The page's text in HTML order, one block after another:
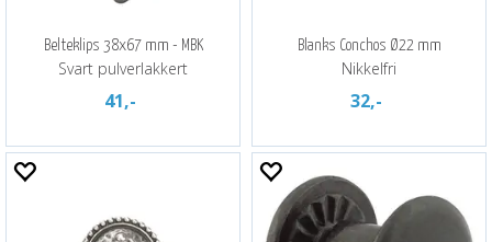
Belteklips 38x67 mm - MBK
Svart pulverlakkert
41,-
Blanks Conchos Ø22 mm
Nikkelfri
32,-